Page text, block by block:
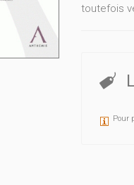
toutefois
Pour